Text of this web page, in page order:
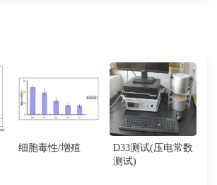
细胞毒性/增殖
D33测试(压电常数
测试)